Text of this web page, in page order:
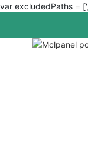
var excludedPaths =